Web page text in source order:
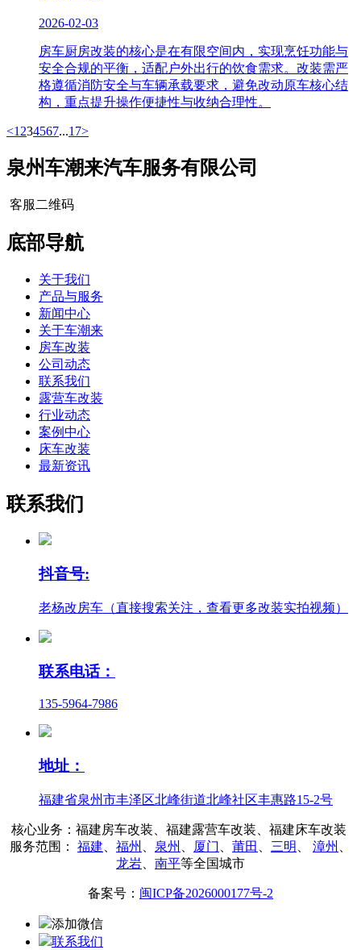
2026-02-03
房车厨房改装的核心是在有限空间内，实现烹饪功能与
安全合规的平衡，适配户外出行的饮食需求。改装需严
格遵循消防安全与车辆承载要求，避免改动原车核心结
构，重点提升操作便捷性与收纳合理性。
<1 234567...17>
泉州车潮来汽车服务有限公司
客服二维码
底部导航
关于我们
产品与服务
新闻中心
关于车潮来
房车改装
公司动态
联系我们
露营车改装
行业动态
案例中心
床车改装
最新资讯
联系我们
抖音号:
老杨改房车（直接搜索关注，查看更多改装实拍视频）
联系电话：
135-5964-7986
地址：
福建省泉州市丰泽区北峰街道北峰社区丰惠路15-2号
核心业务：福建房车改装、福建露营车改装、福建床车改装
服务范围： 福建 福州 泉州 厦门 莆田 三明 漳州
龙岩
南平等全国城市
备案号： 闽ICP备2026000177号-2
添加微信
联系我们